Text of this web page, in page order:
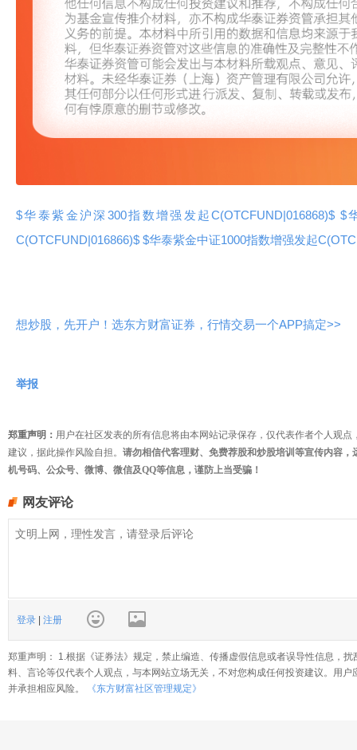
$华泰紫金沪深300指数增强发起C(OTCFUND|016868)$ $
C(OTCFUND|016866)$ $华泰紫金中证1000指数增强发起
想炒股，先开户！选东方财富证券，行情交易一个APP搞定>>
举报
郑重声明： 用户在社区发表的所有信息将由本网站记录保存，仅代表作者个人观
建议，据此操作风险自担。 请勿相信代客理财、免费荐股和炒股培训等宣传内容
机号码、公众号、微博、微信及QQ等信息，谨防上当受骗！
网友评论
登录 注册
郑重声明： 1.根据《证券法》规定，禁止编造、传播虚假信息或者误导性信息，
料、言论等仅代表个人观点，与本网站立场无关，不对您构成任何投资建议。用
并承担相应风险。
《东方财富社区管理规定》